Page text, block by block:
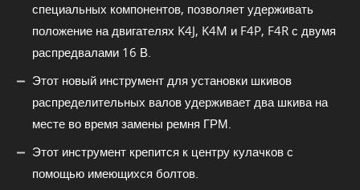
специальных компонентов, позволяет удерживать
положение на двигателях K4J, K4M и F4P, F4R с двумя
распредвалами 16 В.
Этот новый инструмент для установки шкивов
распределительных валов удерживает два шкива на
месте во время замены ремня ГРМ.
Этот инструмент крепится к центру кулачков с
помощью имеющихся болтов.